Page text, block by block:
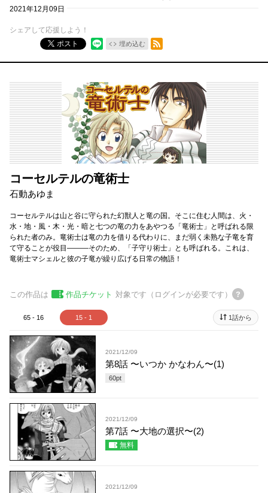
2021年12月09日
シェアして応援しよう！
ポスト
埋め込む
RSSフィード
コーセルテルの竜術士
石動あゆま
コーセルテルは山と谷に守られた幻獣人と竜の国。そこに住む人間は、火・
水・地・風・木・光・暗と七つの竜の力をあやつる「竜術士」と呼ばれる限
られた者のみ。竜術士は竜の力を借りる代わりに、まだ弱く未熟な子竜を育
て守ることが役目―――そのため、「子守り術士」とも呼ばれる。これは、
竜術士マシェルと彼の子竜が繰り広げる日常の物語！
この作品は 作品チケット 対象です（ログインが必要です）
65 - 16 15 - 1 1話から
2021/12/09
第8話 〜いつか かなわん〜(1)
60pt
2021/12/09
第7話 〜大地の選択〜(2)
無料
2021/12/09